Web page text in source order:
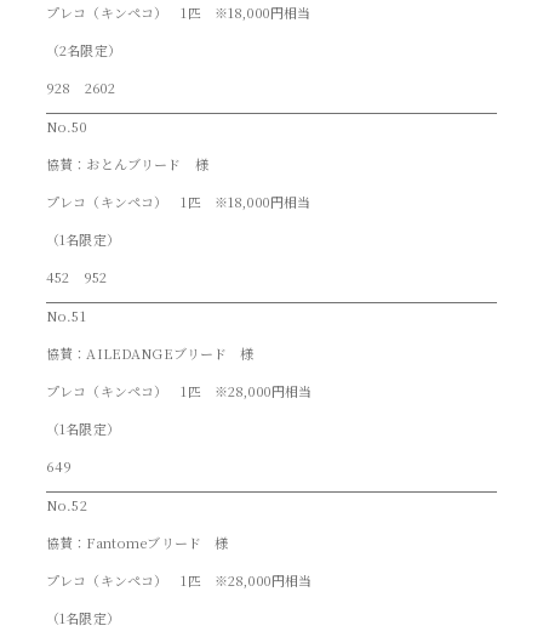
プレコ（キンペコ） 1匹 ※18,000円相当
（2名限定）
928 2602
No.50
協賛：おとんブリード 様
プレコ（キンペコ） 1匹 ※18,000円相当
（1名限定）
452 952
No.51
協賛：AILEDANGEブリード 様
プレコ（キンペコ） 1匹 ※28,000円相当
（1名限定）
649
No.52
協賛：Fantomeブリード 様
プレコ（キンペコ） 1匹 ※28,000円相当
（1名限定）